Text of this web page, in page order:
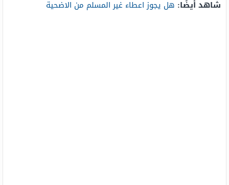
شاهد أيضًا: هل يجوز اعطاء غير المسلم من الاضحية